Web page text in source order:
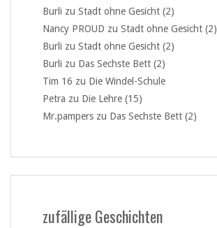
Burli zu Stadt ohne Gesicht (2)
Nancy PROUD zu Stadt ohne Gesicht (2)
Burli zu Stadt ohne Gesicht (2)
Burli zu Das Sechste Bett (2)
Tim 16 zu Die Windel-Schule
Petra zu Die Lehre (15)
Mr.pampers zu Das Sechste Bett (2)
zufällige Geschichten